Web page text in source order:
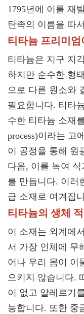
1795년에 이를 재
탄족의 이름을 따
티타늄 프리미
티타늄은 지구 지
하지만 순수한 형
으로 다른 원소와
필요합니다. 티타
수한 티타늄 소재
process)이라는 고
이 공정을 통해 원
다음, 이를 녹여
를 만듭니다. 이러
급 소재로 여겨집
티타늄의 생체
이 소재는 외계에
서 가장 인체에 무
어나 우리 몸이 이
으키지 않습니다.
이 없고 알레르기
능합니다. 또한 중